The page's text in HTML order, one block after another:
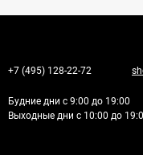
+7 (495) 128-22-72
Будние дни с 9:00 до 19:00
Выходные дни с 10:00 до